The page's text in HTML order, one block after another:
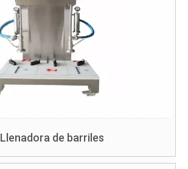
Llenadora de barriles